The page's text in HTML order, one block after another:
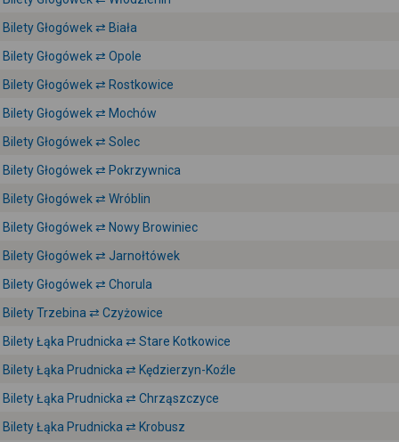
Bilety Głogówek ⇄ Biała
Bilety Głogówek ⇄ Opole
Bilety Głogówek ⇄ Rostkowice
Bilety Głogówek ⇄ Mochów
Bilety Głogówek ⇄ Solec
Bilety Głogówek ⇄ Pokrzywnica
Bilety Głogówek ⇄ Wróblin
Bilety Głogówek ⇄ Nowy Browiniec
Bilety Głogówek ⇄ Jarnołtówek
Bilety Głogówek ⇄ Chorula
Bilety Trzebina ⇄ Czyżowice
Bilety Łąka Prudnicka ⇄ Stare Kotkowice
Bilety Łąka Prudnicka ⇄ Kędzierzyn-Koźle
Bilety Łąka Prudnicka ⇄ Chrząszczyce
Bilety Łąka Prudnicka ⇄ Krobusz